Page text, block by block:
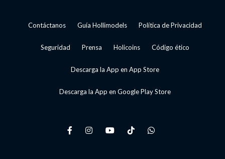
Contáctanos Guía Hollimodels Política de Privacidad
Seguridad Prensa Holicoins Código ético
Descarga la App en App Store
Descarga la App en Google Play Store